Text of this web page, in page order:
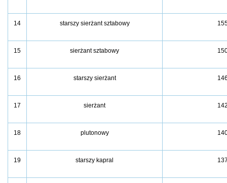
14 starszy sierżant sztabowy
15 sierżant sztabowy
16 starszy sierżant
17 sierżant
18 plutonowy
19 starszy kapral